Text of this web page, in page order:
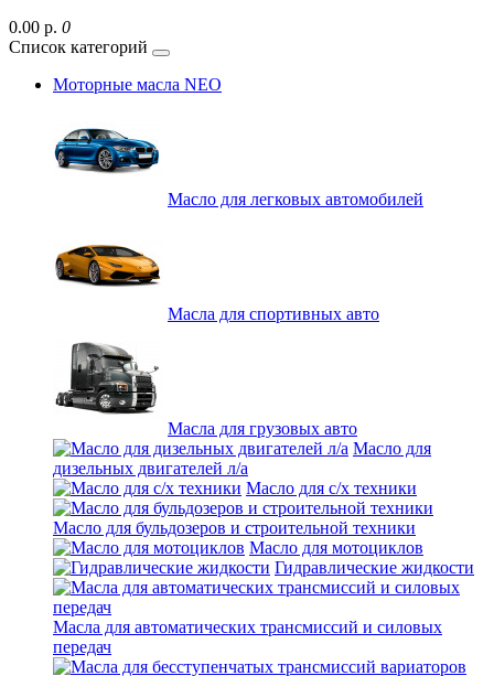
0.00 р. 0
Список категорий
Моторные масла NEO
Масло для легковых автомобилей
Масла для спортивных авто
Масла для грузовых авто
Масло для
дизельных двигателей л/а
Масло для с/х техники
Масло для бульдозеров и строительной техники
Масло для мотоциклов
Гидравлические жидкости
Масла для автоматических трансмиссий и силовых
передач